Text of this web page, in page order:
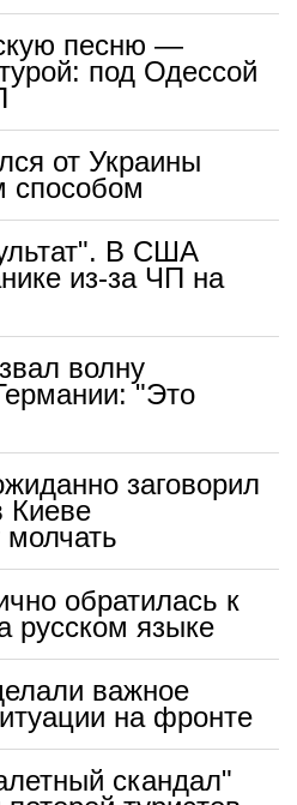
песню —
под Одессой
от Украины
способом
В США
из-за ЧП на
волну
"Это
заговорил
Киеве
молчать
обратилась к
русском языке
важное
на фронте
скандал"